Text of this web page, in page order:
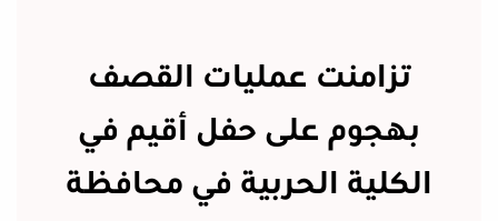
تزامنت عمليات القصف
بهجوم على حفل أقيم في
الكلية الحربية في محافظة